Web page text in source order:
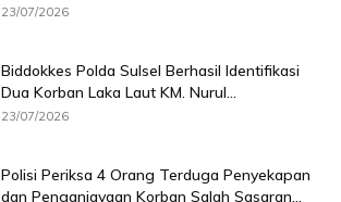
23/07/2026
Biddokkes Polda Sulsel Berhasil Identifikasi
Dua Korban Laka Laut KM. Nurul...
23/07/2026
Polisi Periksa 4 Orang Terduga Penyekapan
dan Penganiayaan Korban Salah Sasaran...